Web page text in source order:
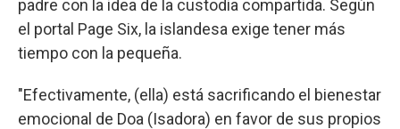
padre con la idea de la custodia compartida. Según
el portal Page Six, la islandesa exige tener más
tiempo con la pequeña.
"Efectivamente, (ella) está sacrificando el bienestar
emocional de Doa (Isadora) en favor de sus propios